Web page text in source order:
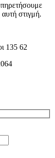
στιγμή.
135 62